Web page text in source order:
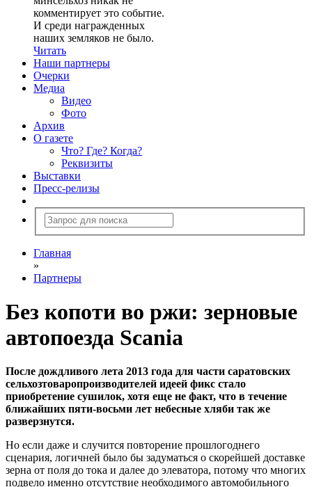
комментирует это событие.
И среди награжденных
наших земляков не было.
Читать
Наши партнеры
Очерки
Медиа
Видео
Фото
Архив
О газете
Что? Где? Когда?
Реквизиты
Выставки
Пресс-релизы
Главная
»
Партнеры
Без копоти во ржи: зерновые
автопоезда Scania
После дождливого лета 2013 года для части саратовских
сельхозтоваропроизводителей идеей фикс стало
приобретение сушилок, хотя еще не факт, что в течение
ближайших пяти-восьми лет небесные хляби так же
разверзнутся.
Но если даже и случится повторение прошлогоднего
сценария, логичней было бы задуматься о скорейшей доставке
зерна от поля до тока и далее до элеватора, потому что многих
подвело именно отсутствие необходимого автомобильного